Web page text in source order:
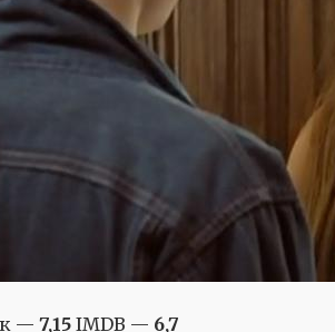
— 7,15 IMDB — 6,7